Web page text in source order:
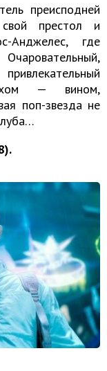
преисподней
престол и
Анджелес, где
— вином,
поп-звезда не